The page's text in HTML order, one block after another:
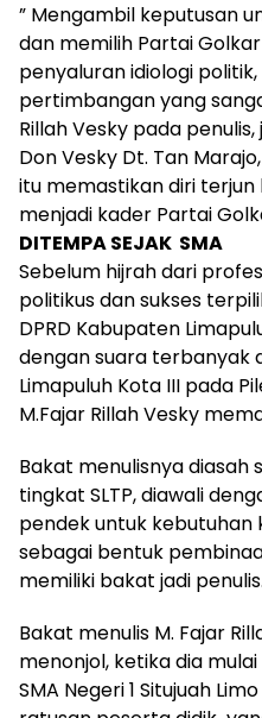
” Mengambil keputusan
dan memilih Partai
penyaluran idiologi
pertimbangan yang
Rillah Vesky pada
Don Vesky Dt. Tan
itu memastikan diri terjun
menjadi kader Partai
DITEMPA SEJAK SMA
Sebelum hijrah dari
politikus dan sukses
DPRD Kabupaten
dengan suara terbanyak
Limapuluh Kota III pada
M.Fajar Rillah Vesky
Bakat menulisnya diasah
tingkat SLTP, diawali
pendek untuk kebutuhan
sebagai bentuk
memiliki bakat jadi penulis.
Bakat menulis M. Fajar
menonjol, ketika dia
SMA Negeri 1 Situjuah